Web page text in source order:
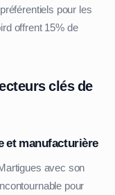
pour les
offrent 15% de
clés de
et manufacturière
avec son
pour